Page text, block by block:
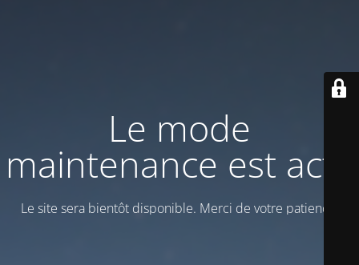
Le mode
maintenance est actif
Le site sera bientôt disponible. Merci de votre patience!